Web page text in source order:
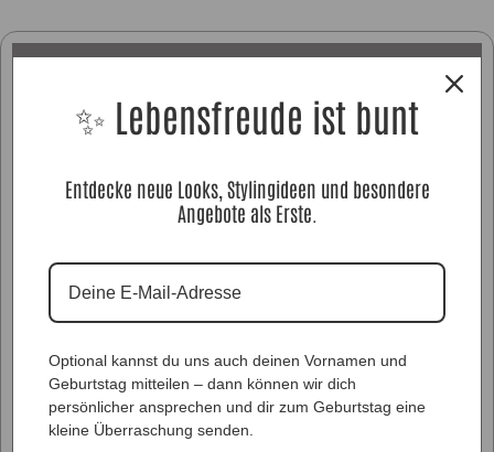
✨ Lebensfreude ist bunt
Entdecke neue Looks, Stylingideen und besondere
Angebote als Erste.
Optional kannst du uns auch deinen Vornamen und
Geburtstag mitteilen – dann können wir dich
persönlicher ansprechen und dir zum Geburtstag eine
kleine Überraschung senden.